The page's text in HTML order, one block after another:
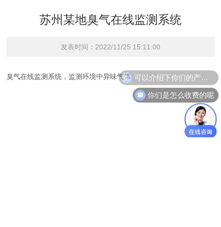
苏州某地臭气在线监测系统
发表时间：2022/11/25 15:11:00
臭气在线监测系统，监测环境中异味气体
你们是怎么收费的呢